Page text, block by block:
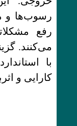
رسوب‌ها و
رفع
می‌کنند.
با
کارایی و